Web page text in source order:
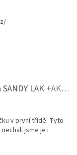
LAK +AKCE + DOPRAVA ZDARMA + SKLADEM
v první třídě. Tyto
jsme je i